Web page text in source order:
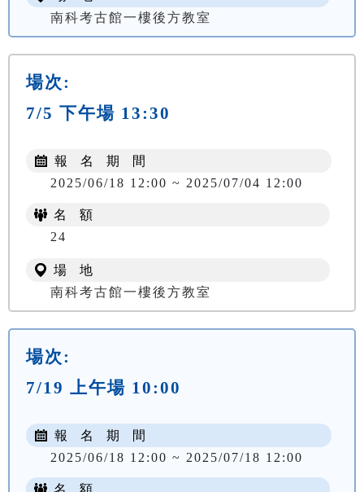
南科考古館一樓後方教室
場次:
7/5 下午場 13:30
報 名 期 間
2025/06/18 12:00 ~ 2025/07/04 12:00
名 額
24
場 地
南科考古館一樓後方教室
場次:
7/19 上午場 10:00
報 名 期 間
2025/06/18 12:00 ~ 2025/07/18 12:00